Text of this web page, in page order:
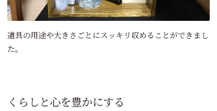
道具の用途や大きさごとにスッキリ収めることができまし
た。
くらしと心を豊かにする